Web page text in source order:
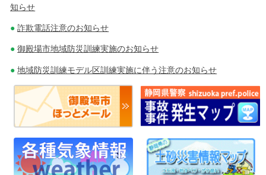
知らせ
詐欺電話注意のお知らせ
御殿場市地域防災訓練実施のお知らせ
地域防災訓練モデル区訓練実施に伴う注意のお知らせ